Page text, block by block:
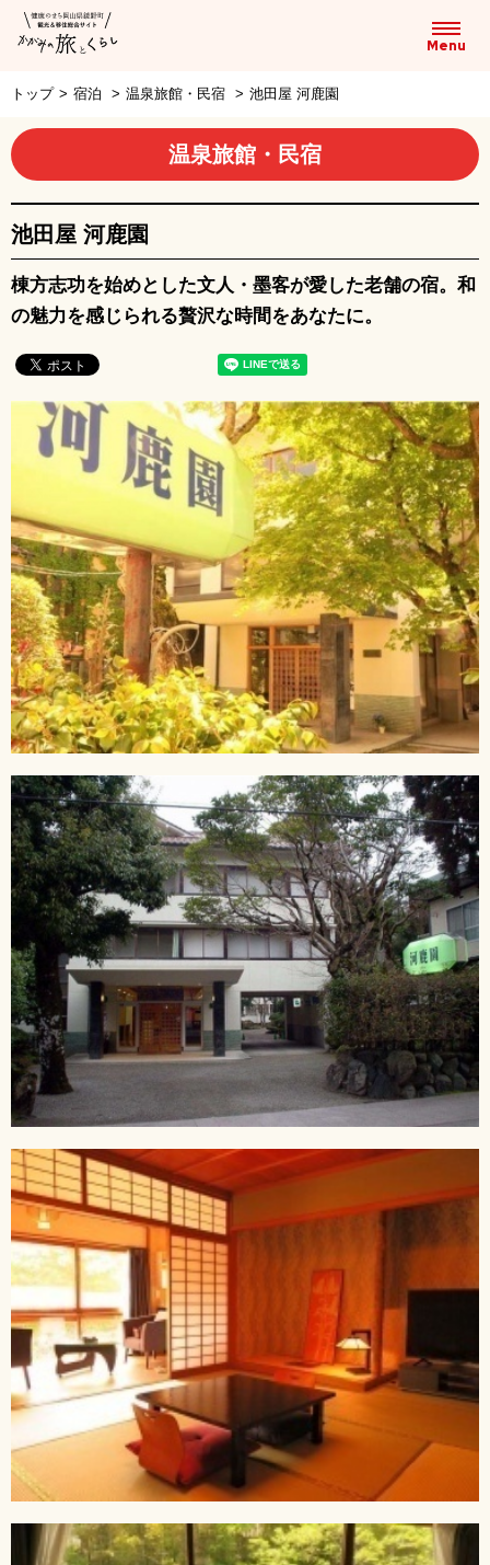
トップ > 宿泊 > 温泉旅館・民宿 > 池田屋 河鹿園
温泉旅館・民宿
池田屋 河鹿園
棟方志功を始めとした文人・墨客が愛した老舗の宿。和
の魅力を感じられる贅沢な時間をあなたに。